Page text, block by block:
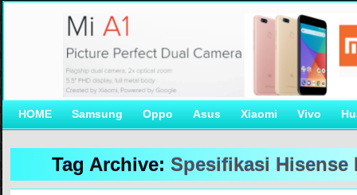
HOME Samsung Oppo Asus Xiaomi Vivo
Tag Archive: Spesifikasi Hisense